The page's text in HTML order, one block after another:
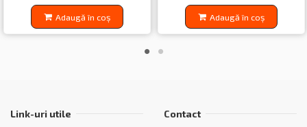
Adaugă în coș Adaugă în coș
Link-uri utile
Contact